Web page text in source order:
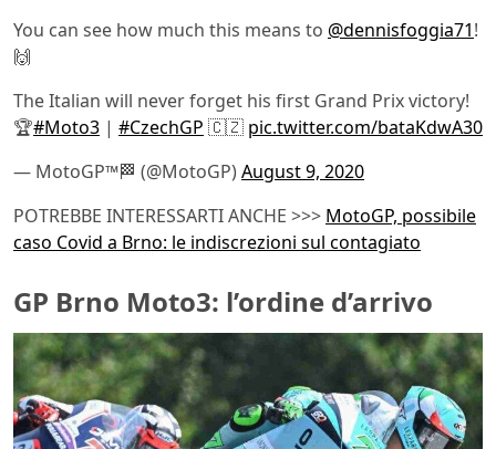
You can see how much this means to @dennisfoggia71!
🙌
The Italian will never forget his first Grand Prix victory!
🏆#Moto3 | #CzechGP 🇨🇿 pic.twitter.com/bataKdwA30
— MotoGP™🏁 (@MotoGP)August 9, 2020
POTREBBE INTERESSARTI ANCHE >>> MotoGP, possibile
caso Covid a Brno: le indiscrezioni sul contagiato
GP Brno Moto3: l’ordine d’arrivo